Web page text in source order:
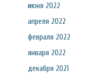
июня 2022
апреля 2022
февраля 2022
января 2022
декабря 2021